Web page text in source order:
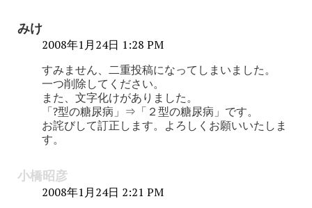
みけ
2008年1月24日 1:28 PM
すみません、二重投稿になってしまいました。
一つ削除してください。
また、文字化けがありました。
「?型の糖尿病」⇒「２型の糖尿病」です。
お詫びして訂正します。よろしくお願いいたしま
す。
小橋昭彦
2008年1月24日 2:21 PM